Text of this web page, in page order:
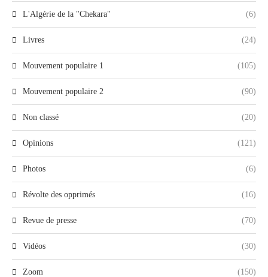
L'Algérie de la "Chekara" (6)
Livres (24)
Mouvement populaire 1 (105)
Mouvement populaire 2 (90)
Non classé (20)
Opinions (121)
Photos (6)
Révolte des opprimés (16)
Revue de presse (70)
Vidéos (30)
Zoom (150)